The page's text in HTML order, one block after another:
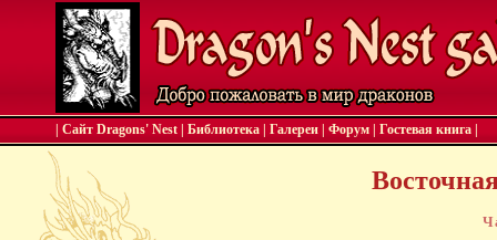
| Сайт Dragons' Nest Библиотека Галереи Форум Гостевая книга